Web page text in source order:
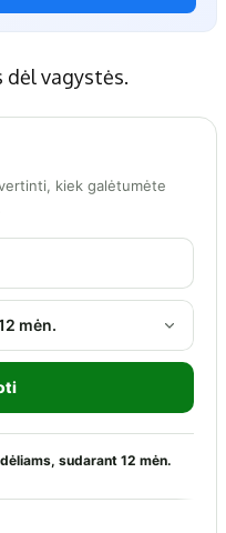
vagystės.